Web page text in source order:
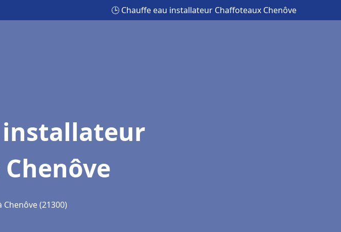
🕒 Chauffe eau installateur Chaffoteaux Chenôve
installateur
(21300)